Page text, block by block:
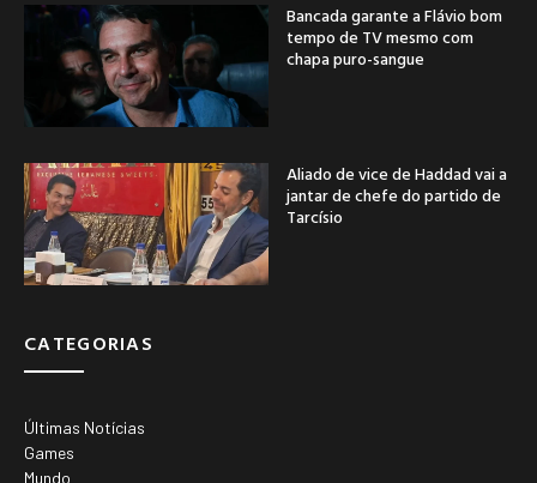
Bancada garante a Flávio bom
tempo de TV mesmo com
chapa puro-sangue
Aliado de vice de Haddad vai a
jantar de chefe do partido de
Tarcísio
CATEGORIAS
Últimas Notícias
Games
Mundo